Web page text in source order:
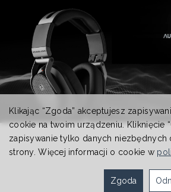
Klikając “Zgoda” akceptujesz
cookie na twoim urządzeniu. Kliknięcie
zapisywanie tylko danych niezbędnych
strony. Więcej informacji o cookie w
Zgoda